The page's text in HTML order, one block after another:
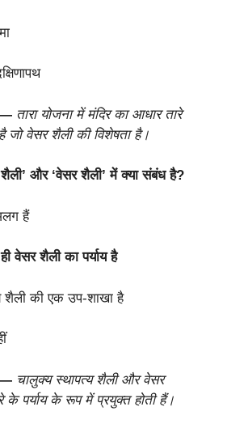
— तारा योजना में मंदिर का आधार तारे
जो वेसर शैली की विशेषता है।
और ‘वेसर शैली’ में क्या संबंध है?
हैं
वेसर शैली का पर्याय है
की एक उप-शाखा है
— चालुक्य स्थापत्य शैली और वेसर
के पर्याय के रूप में प्रयुक्त होती हैं।